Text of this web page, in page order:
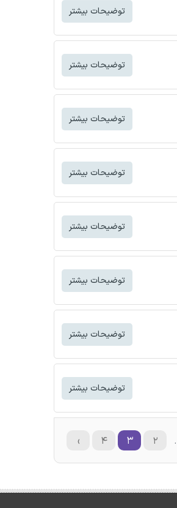
توضیحات بیشتر
توضیحات بیشتر
توضیحات بیشتر
توضیحات بیشتر
توضیحات بیشتر
توضیحات بیشتر
توضیحات بیشتر
توضیحات بیشتر
۲ ۳ ۴ ›